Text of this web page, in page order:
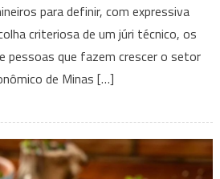
conheça
os
campeões
para definir, com expressiva
criteriosa de um júri técnico, os
pessoas que fazem crescer o setor
de Minas […]